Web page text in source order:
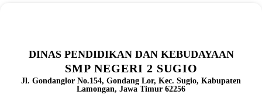
DINAS PENDIDIKAN DAN KEBUDAYAAN
SMP NEGERI 2 SUGIO
Jl. Gondanglor No.154, Gondang Lor, Kec. Sugio, Kabupaten
Lamongan, Jawa Timur 62256